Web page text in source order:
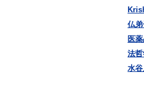
仏
医
法
水